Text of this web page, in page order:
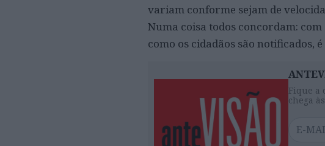
variam conforme sejam de
Numa coisa todos concordam:
como os cidadãos são notificados,
Fique a
chega